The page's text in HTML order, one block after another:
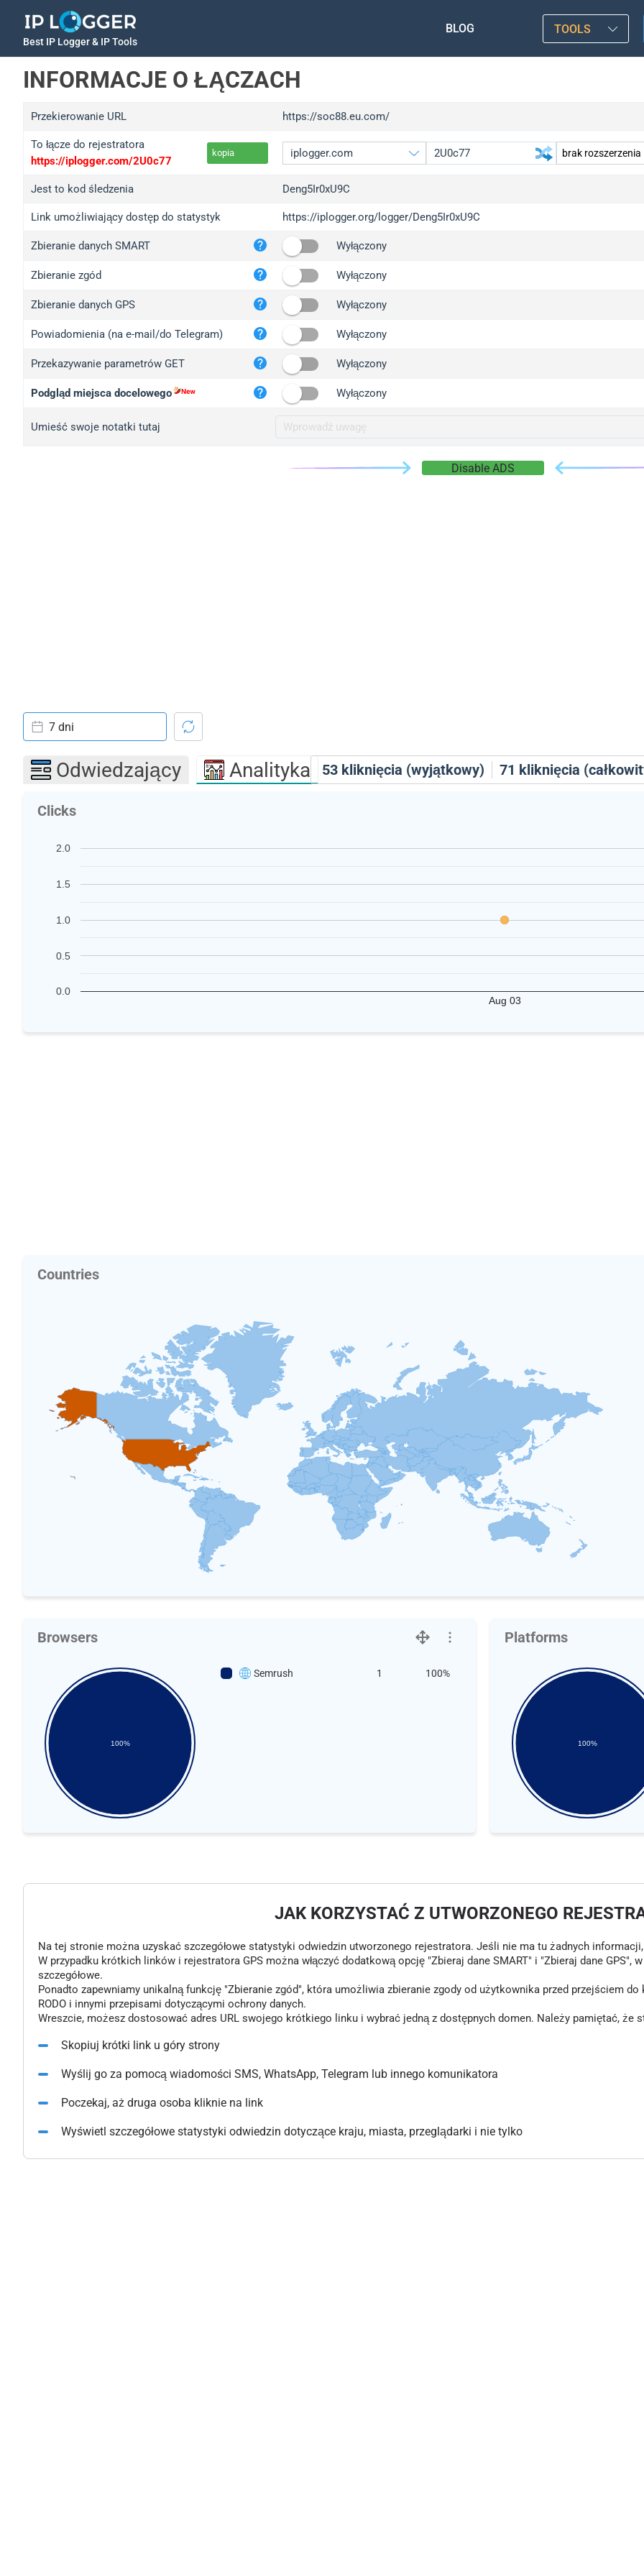
Best IP Logger & IP Tools
BLOG TOOLS
INFORMACJE O ŁĄCZACH
Przekierowanie URL https://soc88.eu.com/
To łącze do rejestratora
https://iplogger.com/2U0c77
kopia
iplogger.org
wl.gl
ed.tc
iplogger.com
iplogger.co
2no.co
yip.su
iplogger.info
Jest to kod śledzenia Deng5Ir0xU9C
Link umożliwiający dostęp do statystyk https://iplogger.org/logger/Deng5Ir0xU9C
Zbieranie danych SMART Wyłączony
Zbieranie zgód Wyłączony
Zbieranie danych GPS Wyłączony
Powiadomienia (na e-mail/do Telegram) Wyłączony
Przekazywanie parametrów GET Wyłączony
Podgląd miejsca docelowego Wyłączony
Umieść swoje notatki tutaj
Disable ADS
53 kliknięcia (wyjątkowy) 71 kliknięcia
7 dni
Odwiedzający Analityka
Clicks
Aug 03
0.0
0.5
1.0
1.5
2.0
Countries
Browsers
100%
Semrush 1 100%
Platforms
100%
JAK KORZYSTAĆ Z UTWORZONEGO
Na tej stronie można uzyskać szczegółowe statystyki odwiedzin utworzonego rejestratora. Jeśli nie ma tu żadnych
W przypadku krótkich linków i rejestratora GPS można włączyć dodatkową opcję "Zbieraj dane SMART" i "Zbieraj dane
szczegółowe.
Ponadto zapewniamy unikalną funkcję "Zbieranie zgód", która umożliwia zbieranie zgody od użytkownika przed przejściem
RODO i innymi przepisami dotyczącymi ochrony danych.
Wreszcie, możesz dostosować adres URL swojego krótkiego linku i wybrać jedną z dostępnych domen. Należy pamiętać, że
Skopiuj krótki link u góry strony
Wyślij go za pomocą wiadomości SMS, WhatsApp, Telegram lub innego komunikatora
Poczekaj, aż druga osoba kliknie na link
Wyświetl szczegółowe statystyki odwiedzin dotyczące kraju, miasta, przeglądarki i nie tylko